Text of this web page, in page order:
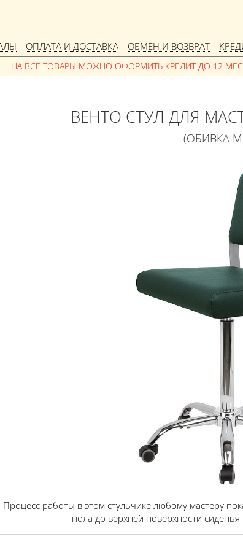
ОПЛАТА И ДОСТАВКА ОБМЕН И ВОЗВРАТ
ВЕНТО СТУЛ ДЛЯ
(ОБИВКА
Процесс работы в этом стульчике любому мастеру
пола до верхней поверхности